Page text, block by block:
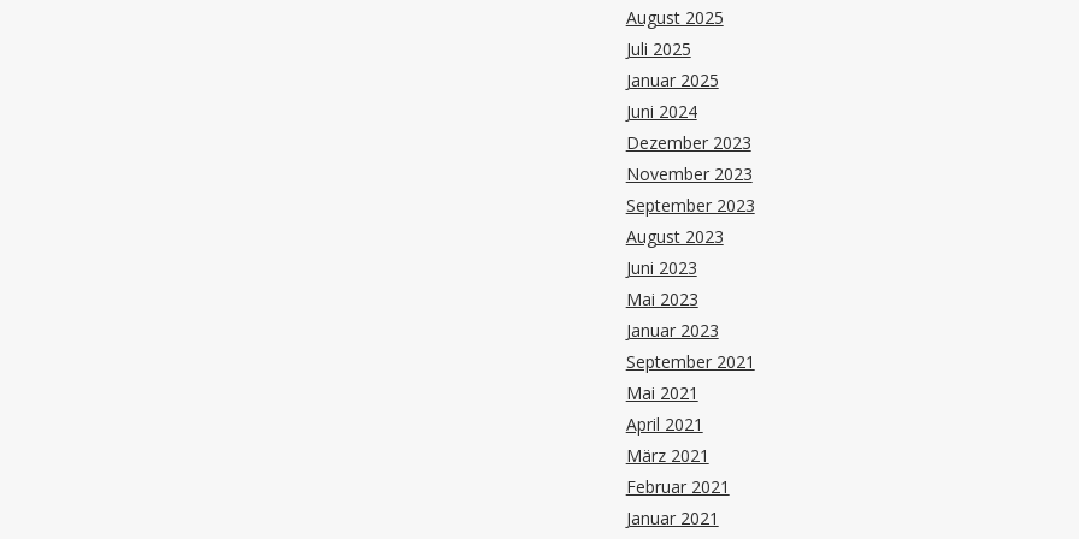
August 2025
Juli 2025
Januar 2025
Juni 2024
Dezember 2023
November 2023
September 2023
August 2023
Juni 2023
Mai 2023
Januar 2023
September 2021
Mai 2021
April 2021
März 2021
Februar 2021
Januar 2021